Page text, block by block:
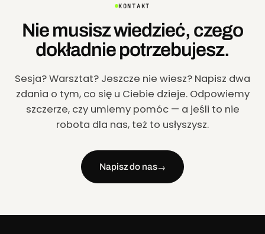
KONTAKT
Nie musisz wiedzieć, czego
dokładnie potrzebujesz.
Sesja? Warsztat? Jeszcze nie wiesz? Napisz dwa
zdania o tym, co się u Ciebie dzieje. Odpowiemy
szczerze, czy umiemy pomóc — a jeśli to nie
robota dla nas, też to usłyszysz.
Napisz do nas→